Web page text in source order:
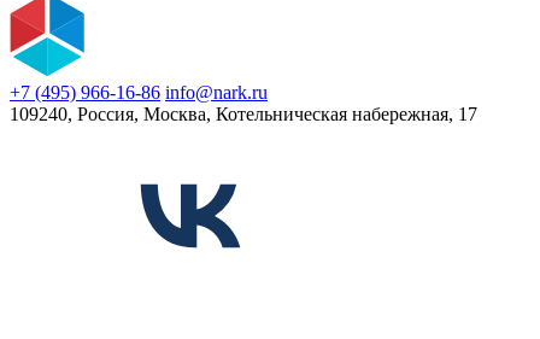
+7 (495) 966-16-86 info@nark.ru
109240, Россия, Москва, Котельническая набережная, 17